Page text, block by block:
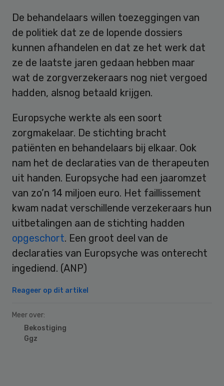
De behandelaars willen toezeggingen van
de politiek dat ze de lopende dossiers
kunnen afhandelen en dat ze het werk dat
ze de laatste jaren gedaan hebben maar
wat de zorgverzekeraars nog niet vergoed
hadden, alsnog betaald krijgen.
Europsyche werkte als een soort
zorgmakelaar. De stichting bracht
patiënten en behandelaars bij elkaar. Ook
nam het de declaraties van de therapeuten
uit handen. Europsyche had een jaaromzet
van zo’n 14 miljoen euro. Het faillissement
kwam nadat verschillende verzekeraars hun
uitbetalingen aan de stichting hadden
opgeschort. Een groot deel van de
declaraties van Europsyche was onterecht
ingediend. (ANP)
Reageer op dit artikel
Meer over:
Bekostiging
Ggz